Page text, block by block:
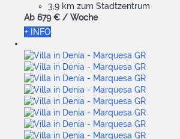
3,9 km zum Stadtzentrum
Ab 679 € / Woche
+ INFO